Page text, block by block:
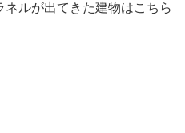
ルが出てきた建物はこちら